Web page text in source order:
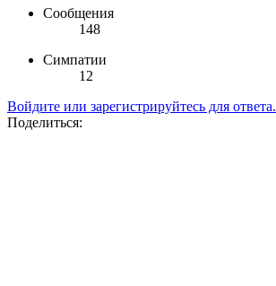
Сообщения
148
Симпатии
12
Войдите или зарегистрируйтесь для ответа.
Поделиться: